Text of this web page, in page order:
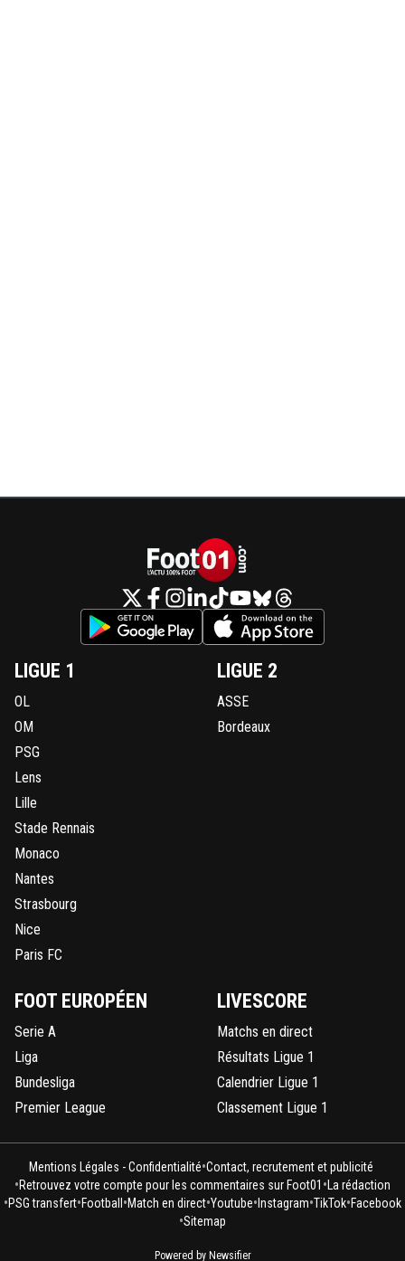
LIGUE 1
OL
OM
PSG
Lens
Lille
Stade Rennais
Monaco
Nantes
Strasbourg
Nice
Paris FC
LIGUE 2
ASSE
Bordeaux
FOOT EUROPÉEN
Serie A
Liga
Bundesliga
Premier League
LIVESCORE
Matchs en direct
Résultats Ligue 1
Calendrier Ligue 1
Classement Ligue 1
Mentions Légales - Confidentialité•Contact, recrutement et publicité
•Retrouvez votre compte pour les commentaires sur Foot01 • La rédaction
•PSG transfert•Football •Match en direct•Youtube• Instagram•TikTok•Facebook
•Sitemap
Powered by Newsifier